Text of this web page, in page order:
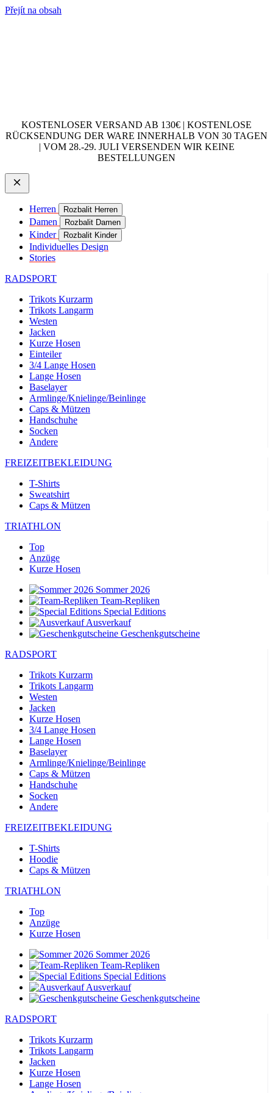
Přejít na obsah
KOSTENLOSER VERSAND AB 130€ | KOSTENLOSE
RÜCKSENDUNG DER WARE INNERHALB VON 30 TAGEN
| VOM 28.-29. JULI VERSENDEN WIR KEINE
BESTELLUNGEN
Herren Rozbalit Herren
Damen Rozbalit Damen
Kinder Rozbalit Kinder
Individuelles Design
Stories
RADSPORT
Trikots Kurzarm
Trikots Langarm
Westen
Jacken
Kurze Hosen
Einteiler
3/4 Lange Hosen
Lange Hosen
Baselayer
Armlinge/Knielinge/Beinlinge
Caps & Mützen
Handschuhe
Socken
Andere
FREIZEITBEKLEIDUNG
T-Shirts
Sweatshirt
Caps & Mützen
TRIATHLON
Top
Anzüge
Kurze Hosen
Sommer 2026
Team-Repliken
Special Editions
Ausverkauf
Geschenkgutscheine
RADSPORT
Trikots Kurzarm
Trikots Langarm
Westen
Jacken
Kurze Hosen
3/4 Lange Hosen
Lange Hosen
Baselayer
Armlinge/Knielinge/Beinlinge
Caps & Mützen
Handschuhe
Socken
Andere
FREIZEITBEKLEIDUNG
T-Shirts
Hoodie
Caps & Mützen
TRIATHLON
Top
Anzüge
Kurze Hosen
Sommer 2026
Team-Repliken
Special Editions
Ausverkauf
Geschenkgutscheine
RADSPORT
Trikots Kurzarm
Trikots Langarm
Jacken
Kurze Hosen
Lange Hosen